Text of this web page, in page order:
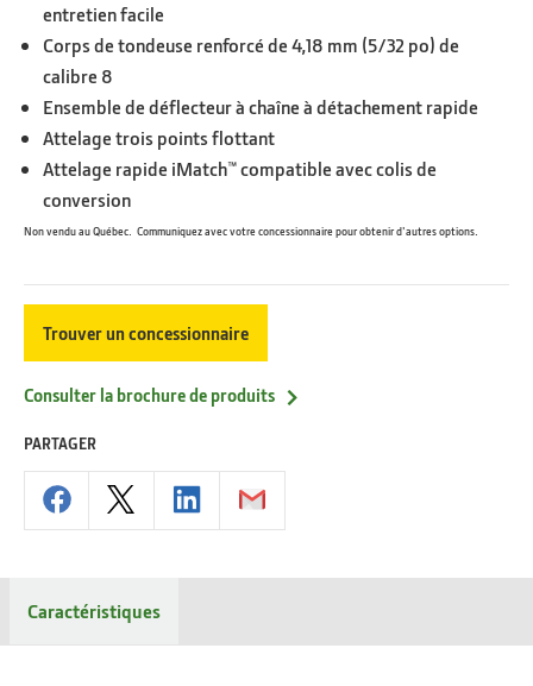
entretien facile
Corps de tondeuse renforcé de 4,18 mm (5/32 po) de
calibre 8
Ensemble de déflecteur à chaîne à détachement rapide
Attelage trois points flottant
Attelage rapide iMatch™ compatible avec colis de
conversion
Non vendu au Québec. Communiquez avec votre concessionnaire pour obtenir d'autres options.
Trouver un concessionnaire
Consulter la brochure de produits
PARTAGER
Caractéristiques